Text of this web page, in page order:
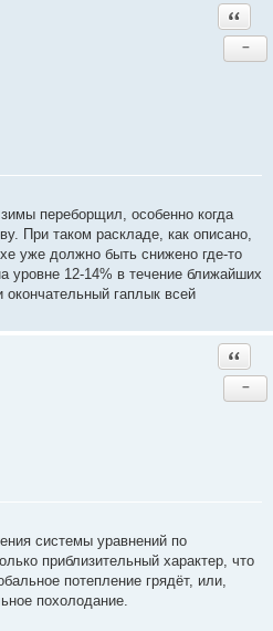
−
переборщил, особенно когда
При таком раскладе, как описано,
уже должно быть снижено где-то
уровне 12-14% в течение ближайших
гаплык всей
−
системы уравнений по
приблизительный характер, что
потепление грядёт, или,
похолодание.